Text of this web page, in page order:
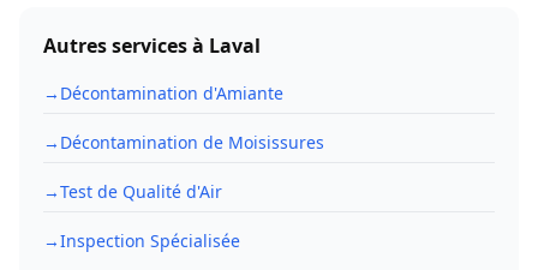
Autres services à Laval
→ Décontamination d'Amiante
→ Décontamination de Moisissures
→Test de Qualité d'Air
→Inspection Spécialisée